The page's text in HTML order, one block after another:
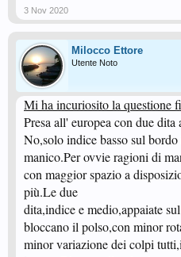
3 Nov 2020
Milocco Ettore
Utente Noto
Mi ha incuriosito la questione
Presa all' europea con due dita
No,solo indice basso sul
manico.Per ovvie ragioni di
con maggior spazio a
più.Le due
dita,indice e medio,appaiate
bloccano il polso,con minor
minor variazione dei colpi